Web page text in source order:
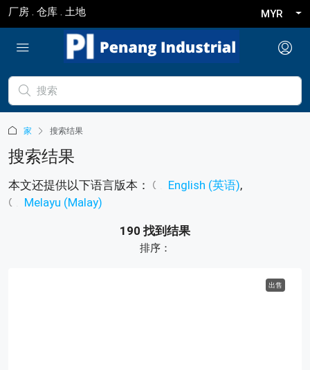
厂房 . 仓库 . 土地 MYR
家 搜索结果
搜索结果
本文还提供以下语言版本： English (英语)
Melayu (Malay)
190 找到结果
排序：
出售